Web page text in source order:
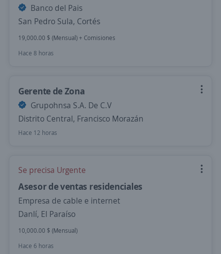
Banco del Pais
San Pedro Sula, Cortés
19,000.00 $ (Mensual) + Comisiones
Hace 8 horas
Gerente de Zona
Grupohnsa S.A. De C.V
Distrito Central, Francisco Morazán
Hace 12 horas
Se precisa Urgente
Asesor de ventas residenciales
Empresa de cable e internet
Danlí, El Paraíso
10,000.00 $ (Mensual)
Hace 6 horas